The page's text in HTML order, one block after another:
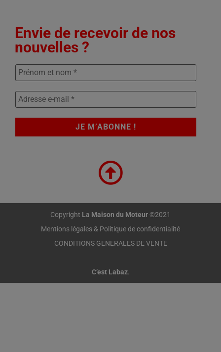
Envie de recevoir de nos
nouvelles ?
Copyright La Maison du Moteur©2021
Mentions légales & Politique de confidentialité
CONDITIONS GENERALES DE VENTE
C’est Labaz.